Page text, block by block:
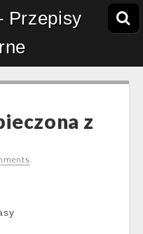
Przepisy
z